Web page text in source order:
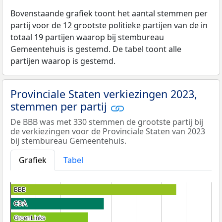
Bovenstaande grafiek toont het aantal stemmen per
partij voor de 12 grootste politieke partijen van de in
totaal 19 partijen waarop bij stembureau
Gemeentehuis is gestemd. De tabel toont alle
partijen waarop is gestemd.
Provinciale Staten verkiezingen 2023,
stemmen per partij
De BBB was met 330 stemmen de grootste partij bij
de verkiezingen voor de Provinciale Staten van 2023
bij stembureau Gemeentehuis.
Grafiek
Tabel
BBB
BBB
CDA
CDA
GroenLinks
GroenLinks